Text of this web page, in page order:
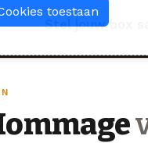
Stel jouw box
toestaan